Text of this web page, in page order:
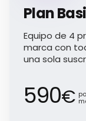
Plan
Equipo de 4
marca con
una sola
590€